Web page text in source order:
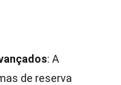
: A
de reserva